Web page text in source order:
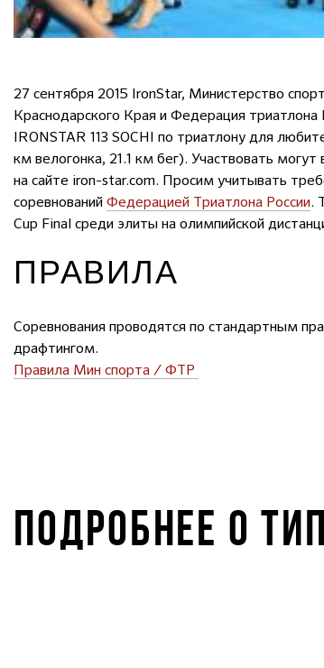
27 сентября 2015 IronStar, Министерство
Краснодарского Края и Федерация
IRONSTAR 113 SOCHI по триатлону для
км велогонка, 21.1 км бег). Участвовать
на сайте iron-star.com. Просим учитывать
соревнованийФедерацией Триатлона России.
Cup Final среди элиты на олимпийской
ПРАВИЛА
Соревнования проводятся по стандартным
драфтингом.
Правила Мин спорта / ФТР
ПОДРОБНЕЕ О